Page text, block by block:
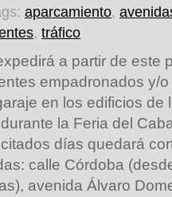
aparcamiento,
, tráfico
a partir de este
empadronados y/
en los edificios de
la Feria del
días quedará
calle Córdoba
avenida Álvaro